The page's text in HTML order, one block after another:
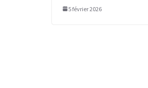
5 février 2026